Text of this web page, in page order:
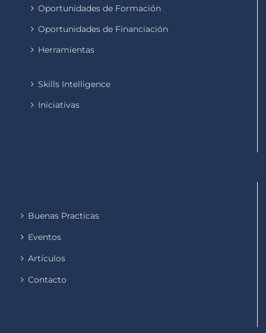
Oportunidades de Formación
Oportunidades de Financiación
Herramientas
Skills Intelligence
Iniciativas
Buenas Practicas
Eventos
Artículos
Contacto